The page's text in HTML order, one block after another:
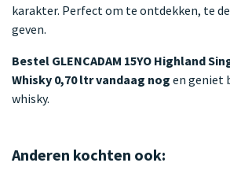
karakter. Perfect om te ontdekken, te
geven.
Bestel GLENCADAM 15YO Highland
Whisky 0,70 ltr vandaag nog en geniet
whisky.
Anderen kochten ook: